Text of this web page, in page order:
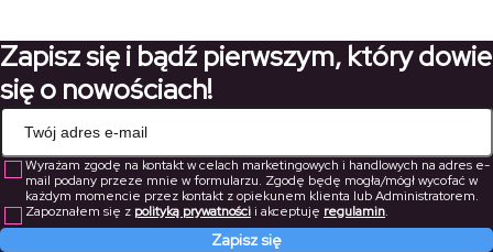
153,30 zł
203,00 zł
Zapisz się i bądź pierwszym, który dowie
się o nowościach!
Wyrażam zgodę na kontakt w celach marketingowych i handlowych na adres e-
mail podany przeze mnie w formularzu. Zgodę będę mogła/mógł wycofać w
każdym momencie przez kontakt z opiekunem klienta lub Administratorem.
Zapoznałem się z polityką prywatnościi akceptuję regulamin.
Zapisz się